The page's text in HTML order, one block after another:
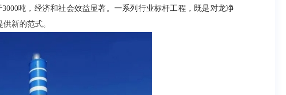
吨，经济和社会效益显著。一系列行业标杆工程，既是对龙净
新的范式。